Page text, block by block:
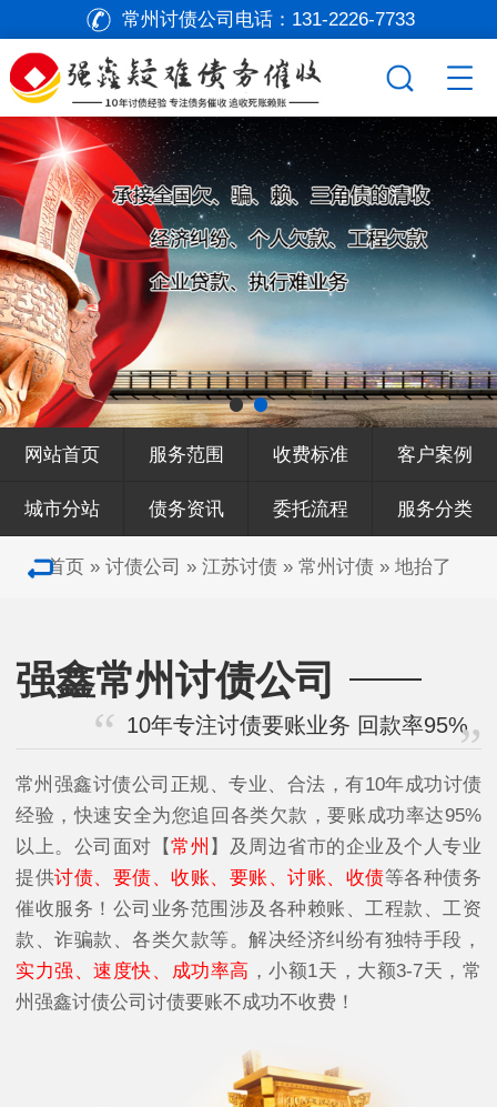
常州讨债公司电话： 131-2226-7733
网站首页 服务范围 收费标准 客户案例
城市分站 债务资讯 委托流程 服务分类
首页» 讨债公司 » 江苏讨债» 常州讨债» 地抬了
强鑫常州讨债公司
10年专注讨债要账业务 回款率95%
常州强鑫讨债公司正规、专业、合法，有10年成功讨债
经验，快速安全为您追回各类欠款，要账成功率达95%
以上。公司面对【常州 】及周边省市的企业及个人专业
提供讨债、要债、收账、要账、讨账、收债等各种债务
催收服务！公司业务范围涉及各种赖账、工程款、工资
款、诈骗款、各类欠款等。解决经济纠纷有独特手段，
实力强、速度快、成功率高 ，小额1天，大额3-7天，常
州强鑫讨债公司讨债要账不成功不收费！